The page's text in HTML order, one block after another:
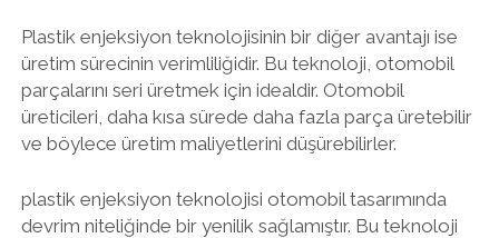
Plastik enjeksiyon teknolojisinin bir diğer avantajı ise
üretim sürecinin verimliliğidir. Bu teknoloji, otomobil
parçalarını seri üretmek için idealdir. Otomobil
üreticileri, daha kısa sürede daha fazla parça üretebilir
ve böylece üretim maliyetlerini düşürebilirler.
plastik enjeksiyon teknolojisi otomobil tasarımında
devrim niteliğinde bir yenilik sağlamıştır. Bu teknoloji